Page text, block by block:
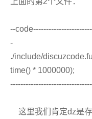
--
-
./include/
time() * 1000000);
这里我们肯定dz是